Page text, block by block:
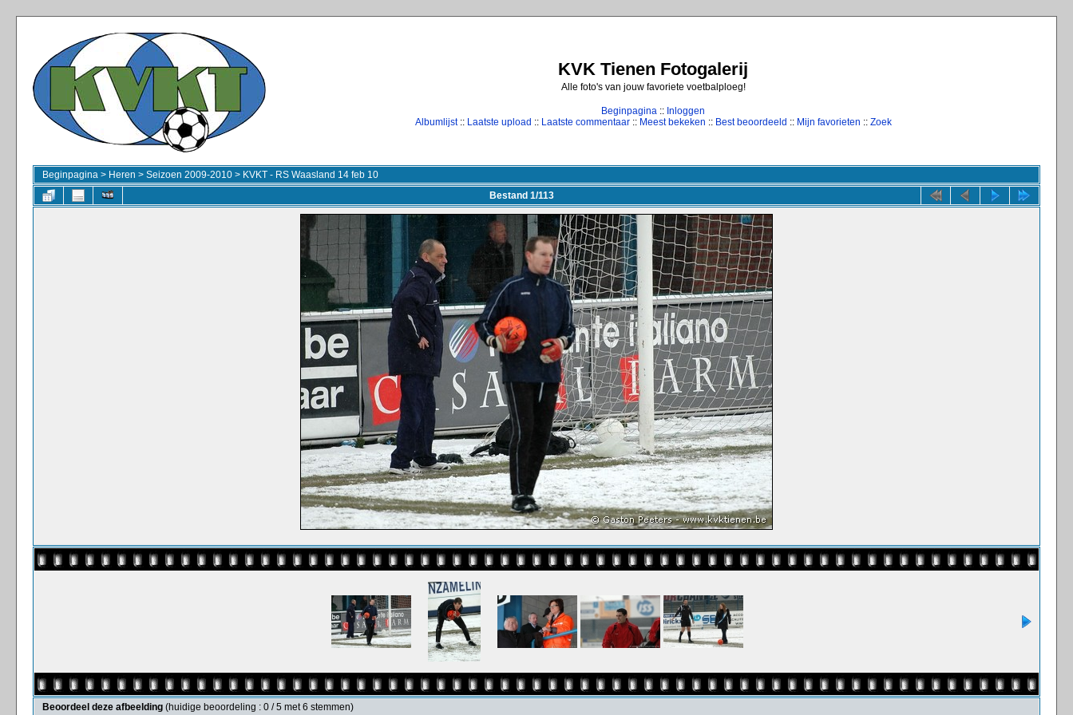
KVK Tienen Fotogalerij
Alle foto's van jouw favoriete voetbalploeg!
Beginpagina :: Inloggen
Albumlijst:: Laatste upload :: Laatste commentaar:: Meest bekeken :: Best beoordeeld :: Mijn favorieten :: Zoek
Beginpagina > Heren > Seizoen 2009-2010 > KVKT - RS Waasland 14 feb 10
Bestand 1/113
Beoordeel deze afbeelding (huidige beoordeling : 0 / 5 met 6 stemmen)